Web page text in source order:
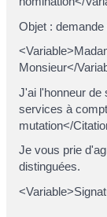
Objet :
Monsieur</
J'ai l'honneur de
services à
mutation</
Je vous prie
distinguées.